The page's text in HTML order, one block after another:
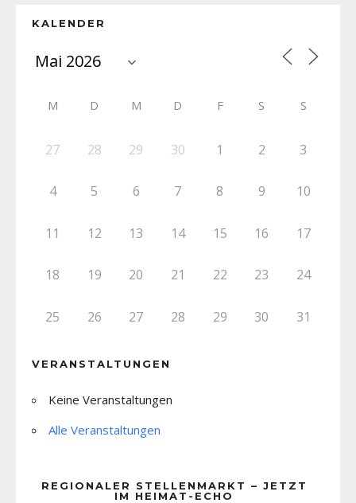
KALENDER
M D M D F S S
27 28 29 30 1 2 3
4 5 6 7 8 9 10
11 12 13 14 15 16 17
18 19 20 21 22 23 24
25 26 27 28 29 30 31
VERANSTALTUNGEN
Keine Veranstaltungen
Alle Veranstaltungen
REGIONALER STELLENMARKT – JETZT
IM HEIMAT-ECHO